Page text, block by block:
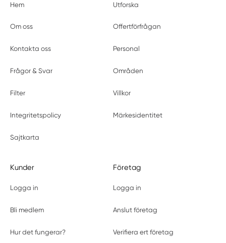
Hem Utforska
Om oss Offertförfrågan
Kontakta oss Personal
Frågor & Svar Områden
Filter Villkor
Integritetspolicy Märkesidentitet
Sajtkarta
Kunder
Logga in
Bli medlem
Hur det fungerar?
Företag
Logga in
Anslut företag
Verifiera ert företag